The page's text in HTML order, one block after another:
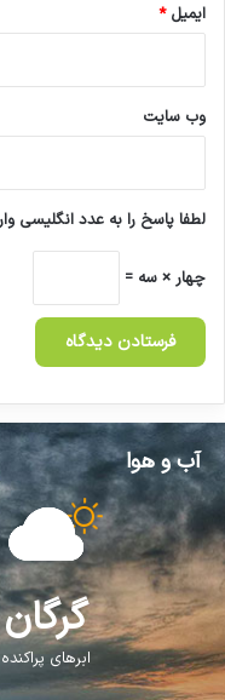
ایمیل*
وب‌ سایت
لطفا پاسخ را به عدد انگلیسی
چهار × سه =
آب و هوا
گرگان
ابرهای پراکنده